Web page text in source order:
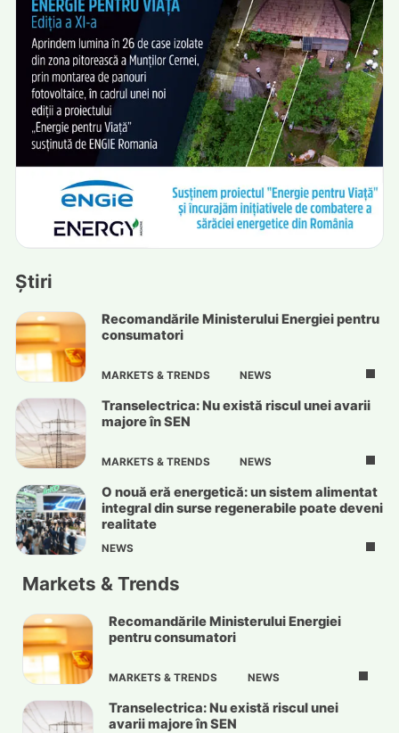
Știri
Recomandările Ministerului Energiei pentru
consumatori
MARKETS & TRENDS NEWS
Transelectrica: Nu există riscul unei avarii
majore în SEN
MARKETS & TRENDS NEWS
O nouă eră energetică: un sistem alimentat
integral din surse regenerabile poate deveni
realitate
NEWS
Markets & Trends
Recomandările Ministerului Energiei
pentru consumatori
MARKETS & TRENDS NEWS
Transelectrica: Nu există riscul unei
avarii majore în SEN